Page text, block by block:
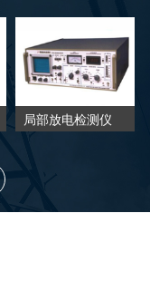
局部放电检测仪